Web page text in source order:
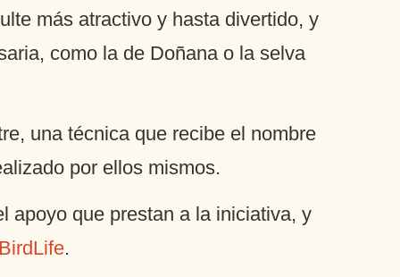
más atractivo y hasta divertido, y
como la de Doñana o la selva
una técnica que recibe el nombre
por ellos mismos.
apoyo que prestan a la iniciativa, y
.